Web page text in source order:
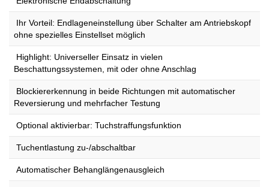
Ihr Vorteil: Endlageneinstellung über Schalter am Antriebskopf
ohne spezielles Einstellset möglich
Highlight: Universeller Einsatz in vielen
Beschattungssystemen, mit oder ohne Anschlag
Blockiererkennung in beide Richtungen mit automatischer
Reversierung und mehrfacher Testung
Optional aktivierbar: Tuchstraffungsfunktion
Tuchentlastung zu-/abschaltbar
Automatischer Behanglängenausgleich